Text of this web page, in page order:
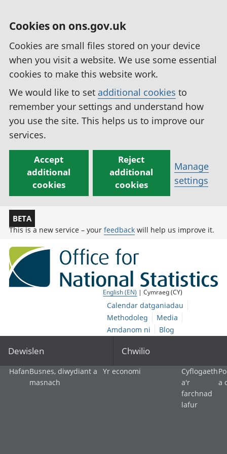
Cookies on ons.gov.uk
Cookies are small files stored on your device
when you visit a website. We use some essential
cookies to make this website work.
We would like to set additional cookies to
remember your settings and understand how
you use the site. This helps us to improve our
services.
Accept
additional
cookies
Reject
additional
cookies
Manage
settings
BETA
This is a new service – your feedback will help us improve it.
English (EN) | Cymraeg (CY)
Calendar datganiadau
Methodoleg
Media
Amdanom ni
Blog
Dewislen Chwilio
HafanBusnes, diwydiant a
masnach
Yr economi
Cyflogaeth
a'r
farchnad
lafur
a